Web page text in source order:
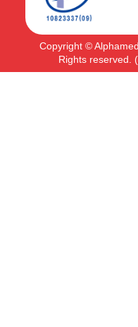
Copyright ©
Rights reserved.